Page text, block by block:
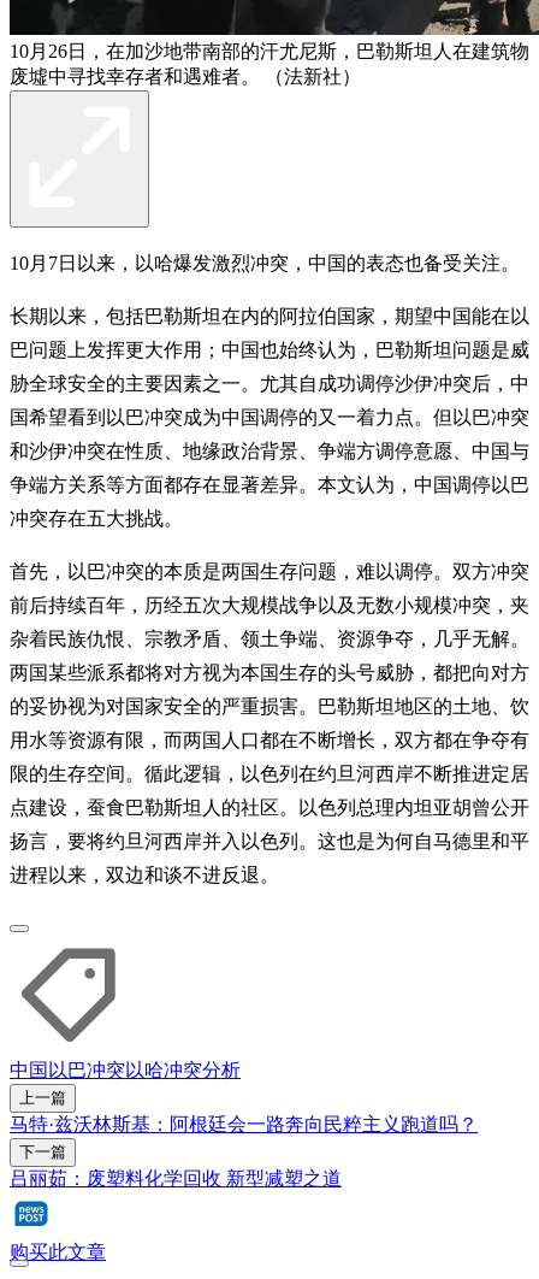
10月26日，在加沙地带南部的汗尤尼斯，巴勒斯坦人在建筑物
废墟中寻找幸存者和遇难者。 （法新社）
10月7日以来，以哈爆发激烈冲突，中国的表态也备受关注。
长期以来，包括巴勒斯坦在内的阿拉伯国家，期望中国能在以
巴问题上发挥更大作用；中国也始终认为，巴勒斯坦问题是威
胁全球安全的主要因素之一。尤其自成功调停沙伊冲突后，中
国希望看到以巴冲突成为中国调停的又一着力点。但以巴冲突
和沙伊冲突在性质、地缘政治背景、争端方调停意愿、中国与
争端方关系等方面都存在显著差异。本文认为，中国调停以巴
冲突存在五大挑战。
首先，以巴冲突的本质是两国生存问题，难以调停。双方冲突
前后持续百年，历经五次大规模战争以及无数小规模冲突，夹
杂着民族仇恨、宗教矛盾、领土争端、资源争夺，几乎无解。
两国某些派系都将对方视为本国生存的头号威胁，都把向对方
的妥协视为对国家安全的严重损害。巴勒斯坦地区的土地、饮
用水等资源有限，而两国人口都在不断增长，双方都在争夺有
限的生存空间。循此逻辑，以色列在约旦河西岸不断推进定居
点建设，蚕食巴勒斯坦人的社区。以色列总理内坦亚胡曾公开
扬言，要将约旦河西岸并入以色列。这也是为何自马德里和平
进程以来，双边和谈不进反退。
中国 以巴冲突 以哈冲突分析
上一篇
马特·兹沃林斯基：阿根廷会一路奔向民粹主义跑道吗？
下一篇
吕丽茹：废塑料化学回收 新型减塑之道
购买此文章